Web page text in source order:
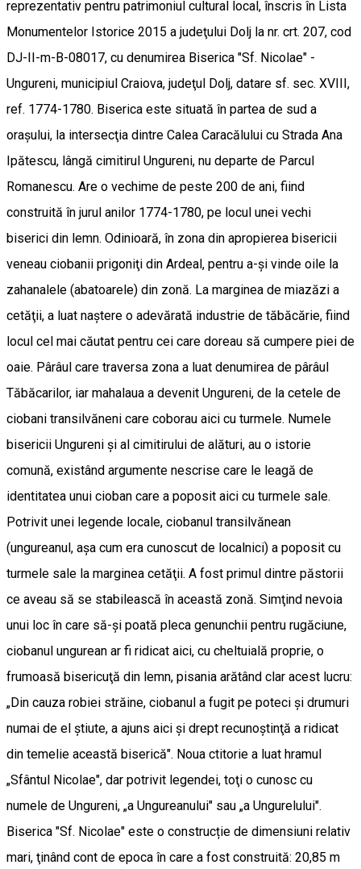
reprezentativ pentru patrimoniul cultural local, înscris în Lista
Monumentelor Istorice 2015 a judeţului Dolj la nr. crt. 207, cod
DJ-II-m-B-08017, cu denumirea Biserica "Sf. Nicolae" -
Ungureni, municipiul Craiova, judeţul Dolj, datare sf. sec. XVIII,
ref. 1774-1780. Biserica este situată în partea de sud a
oraşului, la intersecţia dintre Calea Caracălului cu Strada Ana
Ipătescu, lângă cimitirul Ungureni, nu departe de Parcul
Romanescu. Are o vechime de peste 200 de ani, fiind
construită în jurul anilor 1774-1780, pe locul unei vechi
biserici din lemn. Odinioară, în zona din apropierea bisericii
veneau ciobanii prigoniţi din Ardeal, pentru a-şi vinde oile la
zahanalele (abatoarele) din zonă. La marginea de miazăzi a
cetăţii, a luat naştere o adevărată industrie de tăbăcărie, fiind
locul cel mai căutat pentru cei care doreau să cumpere piei de
oaie. Pârâul care traversa zona a luat denumirea de pârâul
Tăbăcarilor, iar mahalaua a devenit Ungureni, de la cetele de
ciobani transilvăneni care coborau aici cu turmele. Numele
bisericii Ungureni şi al cimitirului de alături, au o istorie
comună, existând argumente nescrise care le leagă de
identitatea unui cioban care a poposit aici cu turmele sale.
Potrivit unei legende locale, ciobanul transilvănean
(ungureanul, aşa cum era cunoscut de localnici) a poposit cu
turmele sale la marginea cetăţii. A fost primul dintre păstorii
ce aveau să se stabilească în această zonă. Simţind nevoia
unui loc în care să-şi poată pleca genunchii pentru rugăciune,
ciobanul ungurean ar fi ridicat aici, cu cheltuială proprie, o
frumoasă bisericuţă din lemn, pisania arătând clar acest lucru:
„Din cauza robiei străine, ciobanul a fugit pe poteci şi drumuri
numai de el ştiute, a ajuns aici şi drept recunoştinţă a ridicat
din temelie această biserică". Noua ctitorie a luat hramul
„Sfântul Nicolae", dar potrivit legendei, toţi o cunosc cu
numele de Ungureni, „a Ungureanului" sau „a Ungurelului".
Biserica "Sf. Nicolae" este o construcție de dimensiuni relativ
mari, ţinând cont de epoca în care a fost construită: 20,85 m